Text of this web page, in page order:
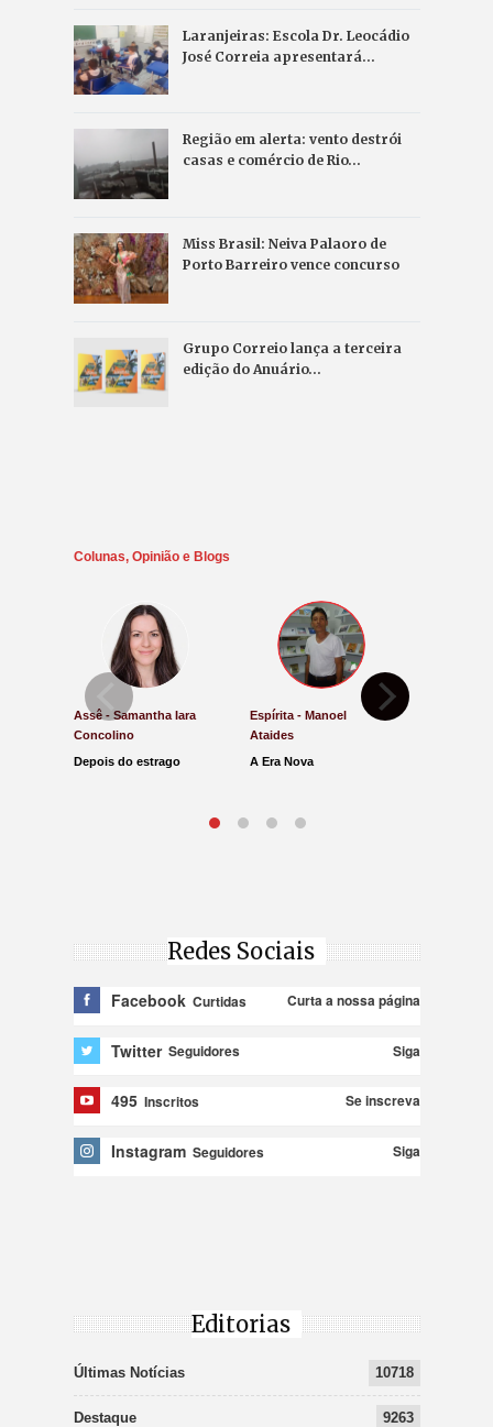
Laranjeiras: Escola Dr. Leocádio
José Correia apresentará…
Região em alerta: vento destrói
casas e comércio de Rio…
Miss Brasil: Neiva Palaoro de
Porto Barreiro vence concurso
Grupo Correio lança a terceira
edição do Anuário…
Colunas, Opinião e Blogs
Assê - Samantha Iara
Concolino
Depois do estrago
Espírita - Manoel
Ataides
A Era Nova
Redes Sociais
Facebook Curtidas Curta a nossa página
Twitter Seguidores Siga
495 Inscritos Se inscreva
Instagram Seguidores Siga
Editorias
Últimas Notícias 10718
Destaque 9263